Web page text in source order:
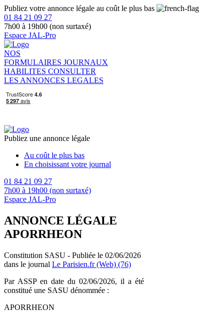
Publiez votre annonce légale au coût le plus bas
01 84 21 09 27
7h00 à 19h00 (non surtaxé)
Espace JAL-Pro
NOS
FORMULAIRES JOURNAUX
HABILITES CONSULTER
LES ANNONCES LEGALES
Publiez une annonce légale
Au coût le plus bas
En choisissant votre journal
01 84 21 09 27
7h00 à 19h00 (non surtaxé)
Espace JAL-Pro
ANNONCE LÉGALE
APORRHEON
Constitution SASU - Publiée le 02/06/2026
dans le journal Le Parisien.fr (Web) (76)
Par ASSP en date du 02/06/2026, il a été
constitué une SASU dénommée :
APORRHEON